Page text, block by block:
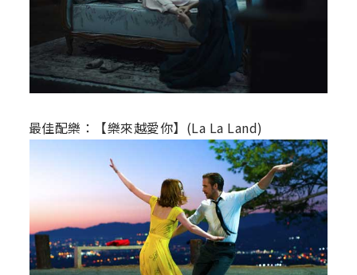
最佳配樂：【樂來越愛你】(La La Land)